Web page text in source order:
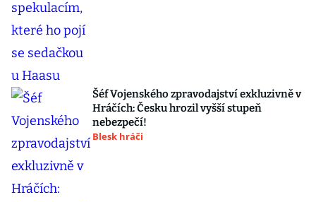
Šéf Vojenského zpravodajství exkluzivně v
Hráčích: Česku hrozil vyšší stupeň
nebezpečí!
Blesk hráči